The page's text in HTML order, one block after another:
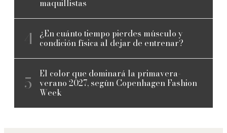
maquillistas
¿En cuánto tiempo pierdes músculo y
condición física al dejar de entrenar?
El color que dominará la primavera-
verano 2027, según Copenhagen Fashion
Week